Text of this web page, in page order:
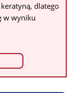
dlatego
w wyniku